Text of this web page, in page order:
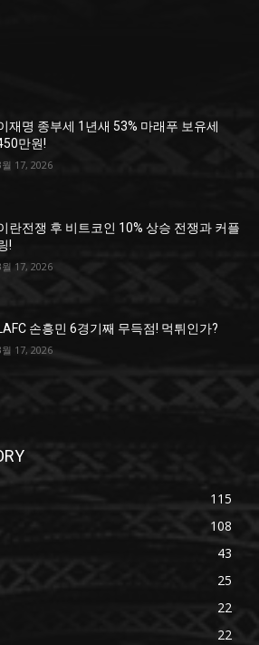
재명 종부세 1년새 53% 마래푸 보유세
만원!
월 17, 2026
란전쟁 후 비트코인 10% 상승 전쟁과 커플
!
월 17, 2026
손흥민 6경기째 무득점! 먹튀인가?
월 17, 2026
115
108
43
25
22
22